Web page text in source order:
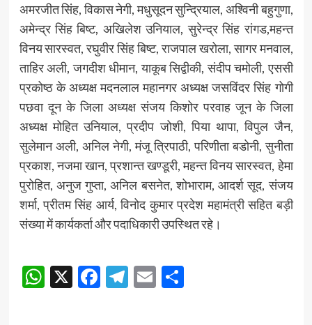
अमरजीत सिंह, विकास नेगी, मधुसूदन सुन्द्रियाल, अश्विनी बहुगुणा,
अमेन्द्र सिंह बिष्ट, अखिलेश उनियाल, सुरेन्द्र सिंह रांगड,महन्त
विनय सारस्वत, रघुवीर सिंह बिष्ट, राजपाल खरोला, सागर मनवाल,
ताहिर अली, जगदीश धीमान, याकूब सिद्वीकी, संदीप चमोली, एससी
प्रकोष्ठ के अध्यक्ष मदनलाल महानगर अध्यक्ष जसविंदर सिंह गोगी
पछवा दून के जिला अध्यक्ष संजय किशोर परवाह जून के जिला
अध्यक्ष मोहित उनियाल, प्रदीप जोशी, पिया थापा, विपुल जैन,
सुलेमान अली, अनिल नेगी, मंजू त्रिपाठी, परिणीता बडोनी, सुनीता
प्रकाश, नजमा खान, प्रशान्त खण्डूरी, महन्त विनय सारस्वत, हेमा
पुरोहित, अनुज गुप्ता, अनिल बसनेत, शोभाराम, आदर्श सूद, संजय
शर्मा, प्रीतम सिंह आर्य, विनोद कुमार प्रदेश महामंत्री सहित बड़ी
संख्या में कार्यकर्ता और पदाधिकारी उपस्थित रहे।
Post
navigation
WhatsApp
X Facebook
Telegram
EmailShare